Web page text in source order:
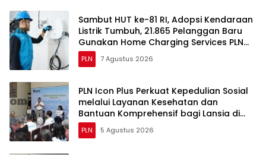
Sambut HUT ke-81 RI, Adopsi Kendaraan
Listrik Tumbuh, 21.865 Pelanggan Baru
Gunakan Home Charging Services PLN
pada Semester I 2026
PLN 7 Agustus 2026
PLN Icon Plus Perkuat Kepedulian Sosial
melalui Layanan Kesehatan dan
Bantuan Komprehensif bagi Lansia di
Malang
PLN 5 Agustus 2026